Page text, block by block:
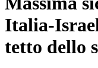
Italia-
tetto dello